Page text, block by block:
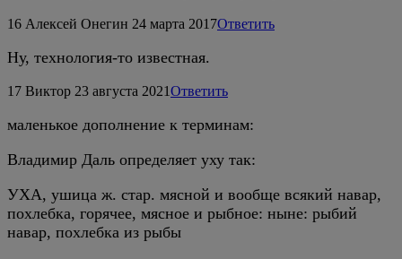
16 Алексей Онегин 24 марта 2017Ответить
Ну, технология-то известная.
17 Виктор 23 августа 2021Ответить
маленькое дополнение к терминам:
Владимир Даль определяет уху так:
УХА, ушица ж. стар. мясной и вообще всякий навар,
похлебка, горячее, мясное и рыбное: ныне: рыбий
навар, похлебка из рыбы